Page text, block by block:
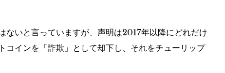
ないと言っていますが、声明は2017年以降にどれだけ
コインを「詐欺」として却下し、それをチューリップ